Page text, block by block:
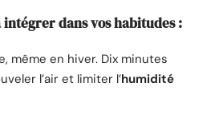
dans vos habitudes :
même en hiver. Dix minutes
l’air et limiter l’humidité